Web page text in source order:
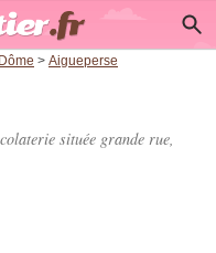
> Aigueperse
située grande rue,